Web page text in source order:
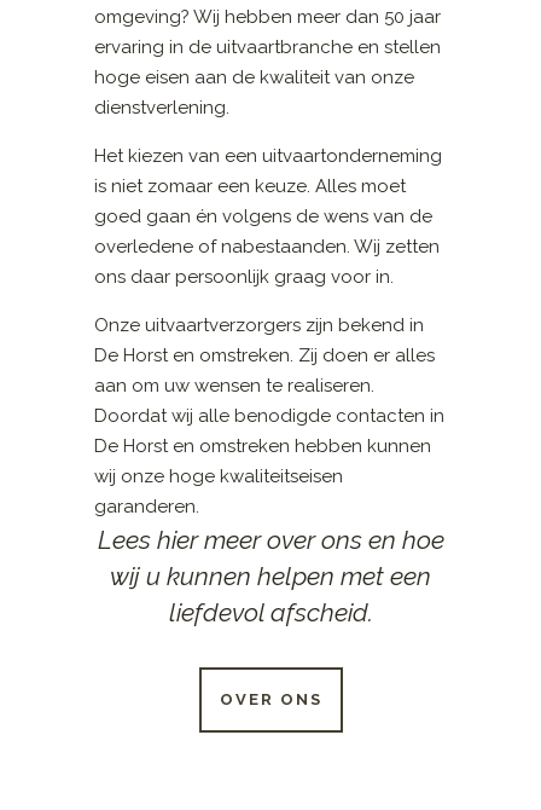
omgeving? Wij hebben meer dan 50 jaar
ervaring in de uitvaartbranche en stellen
hoge eisen aan de kwaliteit van onze
dienstverlening.
Het kiezen van een uitvaartonderneming
is niet zomaar een keuze. Alles moet
goed gaan én volgens de wens van de
overledene of nabestaanden. Wij zetten
ons daar persoonlijk graag voor in.
Onze uitvaartverzorgers zijn bekend in
De Horst en omstreken. Zij doen er alles
aan om uw wensen te realiseren.
Doordat wij alle benodigde contacten in
De Horst en omstreken hebben kunnen
wij onze hoge kwaliteitseisen
garanderen.
Lees hier meer over ons en hoe
wij u kunnen helpen met een
liefdevol afscheid.
OVER ONS